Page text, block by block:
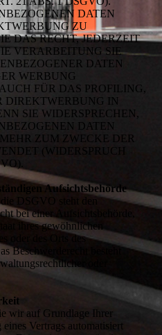
DATEN
ZU
DAS RECHT, JEDERZEIT
VERARBEITUNG SIE
DATEN
WERBUNG
FÜR DAS PROFILING,
DIREKTWERBUNG IN
SIE WIDERSPRECHEN,
DATEN
ZUM ZWECKE DER
(WIDERSPRUCH
Aufsichtsbehörde
DSGVO steht den
bei einer Aufsichtsbehörde,
ihres gewöhnlichen
oder des Orts des
Beschwerderecht besteht
oder
wir auf Grundlage Ihrer
Vertrags automatisiert